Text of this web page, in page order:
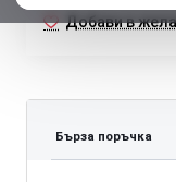
Добави в
Бърза поръчка